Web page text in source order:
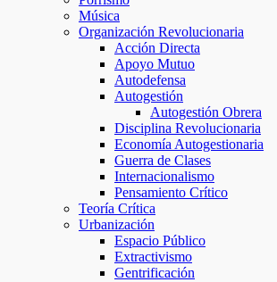
Música
Organización Revolucionaria
Acción Directa
Apoyo Mutuo
Autodefensa
Autogestión
Autogestión Obrera
Disciplina Revolucionaria
Economía Autogestionaria
Guerra de Clases
Internacionalismo
Pensamiento Crítico
Teoría Crítica
Urbanización
Espacio Público
Extractivismo
Gentrificación